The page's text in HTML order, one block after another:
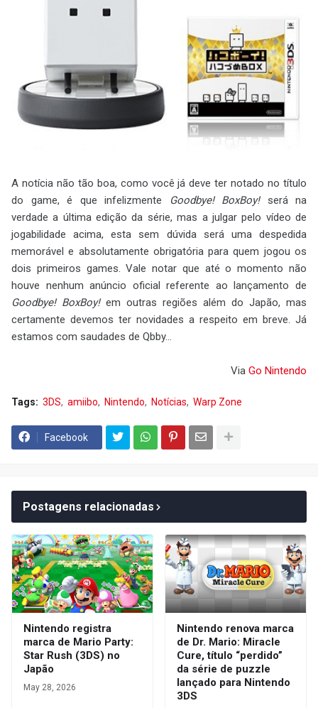
A notícia não tão boa, como você já deve ter notado no título
do game, é que infelizmente
Goodbye! BoxBoy!será na
verdade a última edição da série, mas a julgar pelo vídeo de
jogabilidade acima, esta sem dúvida será uma despedida
memorável e absolutamente obrigatória para quem jogou os
dois primeiros games. Vale notar que até o momento não
houve nenhum anúncio oficial referente ao lançamento de
Goodbye! BoxBoy!em outras regiões além do Japão, mas
certamente devemos ter novidades a respeito em breve. Já
estamos com saudades de Qbby...
Via Go Nintendo
Tags: 3DS amiibo Nintendo Notícias Warp Zone
Facebook
Postagens relacionadas
Nintendo registra
marca de Mario Party:
Star Rush (3DS) no
Japão
May 28, 2026
Nintendo renova marca
de Dr. Mario: Miracle
Cure, título “perdido”
da série de puzzle
lançado para Nintendo
3DS